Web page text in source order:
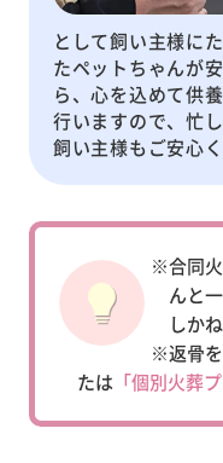
として飼い主様に
たペットちゃんが
ら、心を込めて供
行いますので、忙
飼い主様もご安心く
※合同
んと
しか
※返骨を
たは 「個別火葬